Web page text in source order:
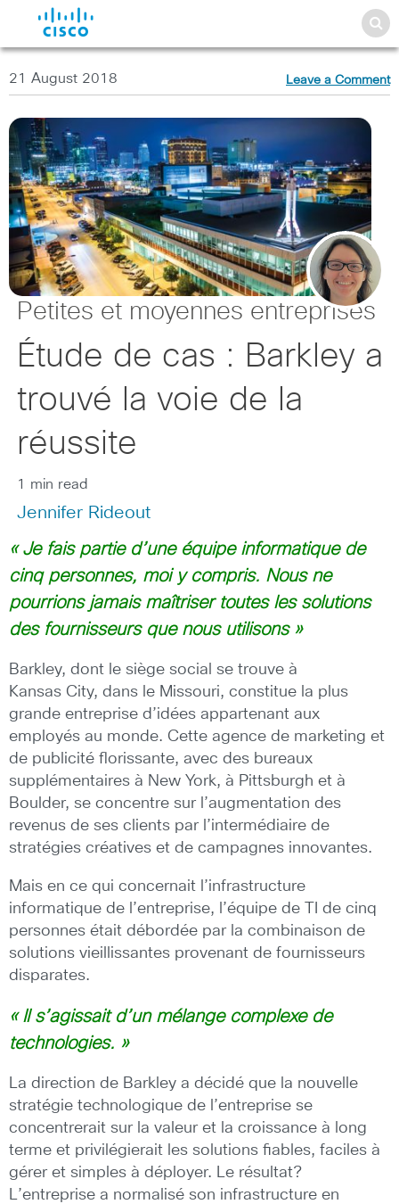
21 August 2018 Leave a Comment
Petites et moyennes entreprises
Étude de cas : Barkley a
trouvé la voie de la
réussite
1 min read
Jennifer Rideout
« Je fais partie d’une équipe informatique de
cinq personnes, moi y compris. Nous ne
pourrions jamais maîtriser toutes les solutions
des fournisseurs que nous utilisons »
Barkley, dont le siège social se trouve à
Kansas City, dans le Missouri, constitue la plus
grande entreprise d’idées appartenant aux
employés au monde. Cette agence de marketing et
de publicité florissante, avec des bureaux
supplémentaires à New York, à Pittsburgh et à
Boulder, se concentre sur l’augmentation des
revenus de ses clients par l’intermédiaire de
stratégies créatives et de campagnes innovantes.
Mais en ce qui concernait l’infrastructure
informatique de l’entreprise, l’équipe de TI de cinq
personnes était débordée par la combinaison de
solutions vieillissantes provenant de fournisseurs
disparates.
« Il s’agissait d’un mélange complexe de
technologies. »
La direction de Barkley a décidé que la nouvelle
stratégie technologique de l’entreprise se
concentrerait sur la valeur et la croissance à long
terme et privilégierait les solutions fiables, faciles à
gérer et simples à déployer. Le résultat?
L’entreprise a normalisé son infrastructure en